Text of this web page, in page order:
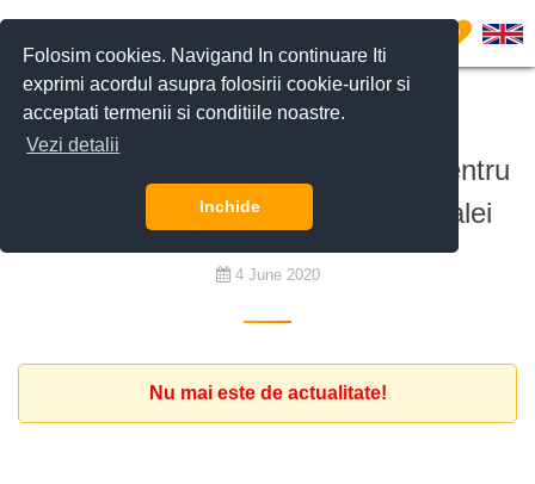
Folosim cookies. Navigand In continuare Iti
exprimi acordul asupra folosirii cookie-urilor si
acceptati termenii si conditiile noastre.
Vezi detalii
Inchide
0
De cumpărat
Investitor belgian caută terenuri pentru
proiect rezidențial in nordul capitalei
4 June 2020
Nu mai este de actualitate!